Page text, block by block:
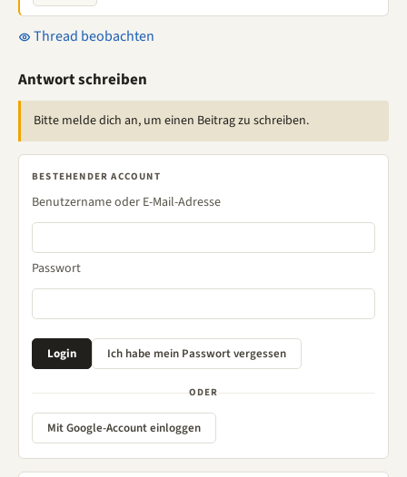
Thread beobachten
Antwort schreiben
Bitte melde dich an, um einen Beitrag zu schreiben.
BESTEHENDER ACCOUNT
Benutzername oder E-Mail-Adresse
Passwort
ODER
Mit Google-Account einloggen